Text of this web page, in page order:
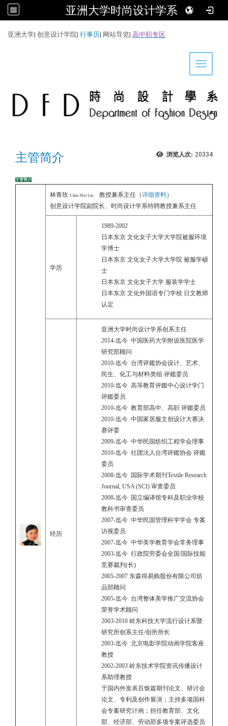
亚洲大学时尚设计学系
亚洲大学| 创意设计学院| 行事历| 网站导览| 高中职专区
Toggle
浏览人次: 20334
主管简介
主管简介
林青玫 Chin-Mei Lin 教授兼系主任（详细资料）
创意设计学院副院长、时尚设计学系特聘教授兼系主任
学历
1989-2002
日本东京 文化女子大学大学院被服环境
学博士
日本东京 文化女子大学大学院 被服学硕
士
日本东京 文化女子大学 服装学学士
日本东京 文化外国语专门学校 日文教师
认定
经历
亚洲大学时尚设计学系创系主任
2014-迄今 中国医药大学附设医院医学
研究部顾问
2010-迄今 台湾评鑑协会设计、艺术、
民生、化工与材料类组 评鑑委员
2010-迄今 高等教育评鑑中心设计学门
评鑑委员
2010-迄今 教育部高中、高职 评鑑委员
2010-迄今 中国家居服文创设计大赛决
赛评委
2009-迄今 中华民国纺织工程学会理事
2010-迄今 社团法人台湾评鑑协会 评鑑
委员
2008-迄今 国际学术期刊Textile Research
Journal, USA (SCI) 审查委员
2008-迄今 国立编译馆专科及职业学校
教科书审查委员
2007-迄今 中华民国管理科学学会 专案
访视委员
2007-迄今 中华美学教育学会常务理事
2003-迄今 行政院劳委会全国/国际技能
竞赛裁判(长)
2005-2007 东森得易购股份有限公司纺
品部顾问
2005-迄今 台湾整体美学推广交流协会
荣誉学术顾问
2003-2010 岭东科技大学流行设计系暨
研究所创系主任/创所所长
2003-迄今 北京电影学院动画学院客座
教授
2002-2003 岭东技术学院资讯传播设计
系助理教授
于国内外发表百馀篇期刊论文、研讨会
论文、专利及创作展演；主持多项国科
会专案研究计画；担任教育部、文化
部、经济部、劳动部多项专案评选委员